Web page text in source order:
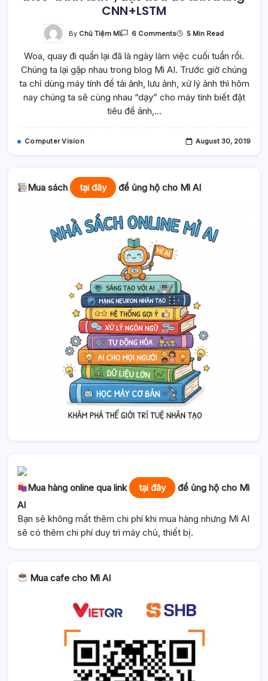
CNN+LSTM
By Chủ Tiệm Mì 6 CommentsOn
Dạy
Cho
Máy
Tính
Biết
“bình
Ảnh”,
Bằng
5 Min Read
Woa, quay đi quẩn lại đã là ngày làm việc cuối tuần rồi.
Chúng ta lại gặp nhau trong blog Mì AI. Trước giờ chúng
ta chỉ dùng máy tính để tải ảnh, lưu ảnh, xử lý ảnh thì hôm
nay chúng ta sẽ cùng nhau “dạy” cho máy tính biết đặt
tiêu đề ảnh,…
Computer Vision August 30, 2019
Mua sách tại đây để ủng hộ cho Mì AI
Mua hàng online qua link tại đây
để ủng hộ cho Mì
AI
Bạn sẽ không mất thêm chi phí khi mua hàng nhưng Mì AI
sẽ có thêm chi phí duy trì máy chủ, thiết bị.
Mua cafe cho Mì AI